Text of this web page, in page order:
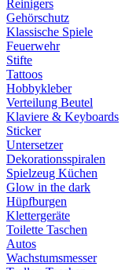
Reinigers
Gehörschutz
Klassische Spiele
Feuerwehr
Stifte
Tattoos
Hobbykleber
Verteilung Beutel
Klaviere & Keyboards
Sticker
Untersetzer
Dekorationsspiralen
Spielzeug Küchen
Glow in the dark
Hüpfburgen
Klettergeräte
Toilette Taschen
Autos
Wachstumsmesser